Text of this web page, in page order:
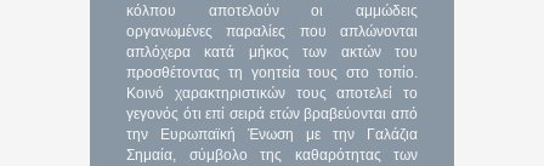
κόλπου αποτελούν οι αμμώδεις
οργανωμένες παραλίες που απλώνονται
απλόχερα κατά μήκος των ακτών του
προσθέτοντας τη γοητεία τους στο τοπίο.
Κοινό χαρακτηριστικών τους αποτελεί το
γεγονός ότι επί σειρά ετών βραβεύονται από
την Ευρωπαϊκή Ένωση με την Γαλάζια
Σημαία, σύμβολο της καθαρότητας των